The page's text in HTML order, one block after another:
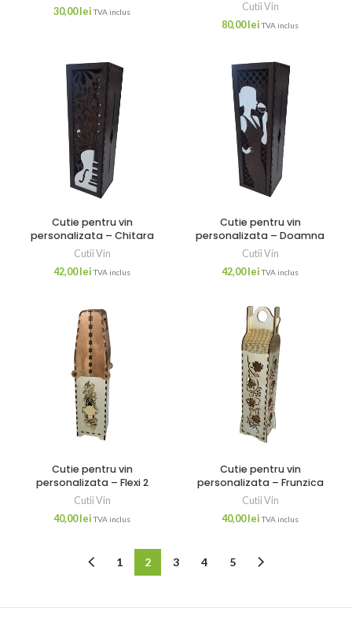
30,00 lei TVA inclus
Cutii Vin
80,00 lei TVA inclus
Cutie pentru vin
personalizata – Chitara
Cutii Vin
42,00 lei TVA inclus
Cutie pentru vin
personalizata – Doamna
Cutii Vin
42,00 lei TVA inclus
Cutie pentru vin
personalizata – Flexi 2
Cutii Vin
40,00 lei TVA inclus
Cutie pentru vin
personalizata – Frunzica
Cutii Vin
40,00 lei TVA inclus
1 2 3 4 5